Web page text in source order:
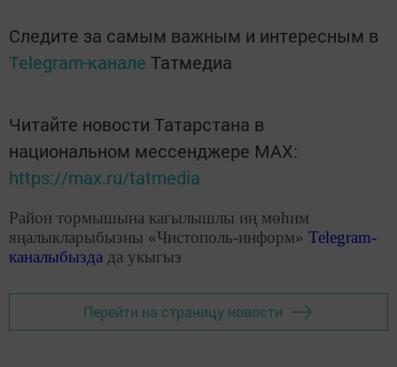
Следите за самым важным и интересным в
Telegram-канале Татмедиа
Читайте новости Татарстана в
национальном мессенджере MАХ:
https://max.ru/tatmedia
Район тормышына кагылышлы иң мөһим
яңалыкларыбызны «Чистополь-информ» Telegram-
каналыбызда да укыгыз
Перейти на страницу новости